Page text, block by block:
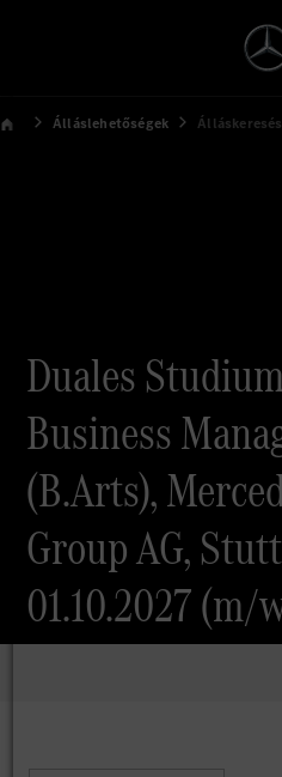
Álláslehetőségek Álláskeresés
Duales
Business
(B.Arts),
Group AG,
01.10.2027 (m/